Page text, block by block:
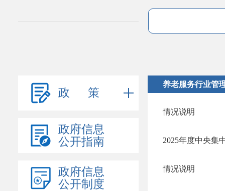
政 策
政府信息
公开指南
政府信息
公开制度
养老服务行业管
情况说明
情况说明